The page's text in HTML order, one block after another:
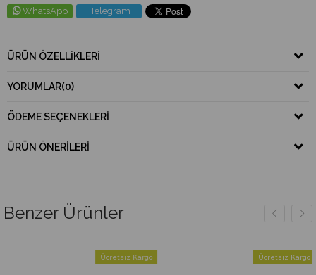
WhatsApp Telegram
ÜRÜN ÖZELLIKLERI
YORUMLAR(0)
ÖDEME SEÇENEKLERI
ÜRÜN ÖNERILERI
Benzer Ürünler
Ücretsiz Kargo Ücretsiz Kargo